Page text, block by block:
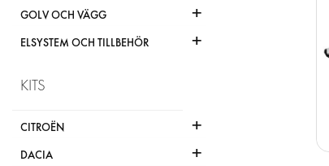
GOLV OCH VÄGG +
ELSYSTEM OCH TILLBEHÖR +
KITS
CITROËN +
DACIA +